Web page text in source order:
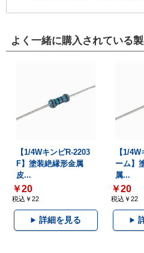
よく一緒に購入されている
【1/4WキンピR-2203
F】塗装絶縁形金属
皮...
￥20
税込￥22
詳細を見る
【1/
ーム】
属...
￥20
税込￥22